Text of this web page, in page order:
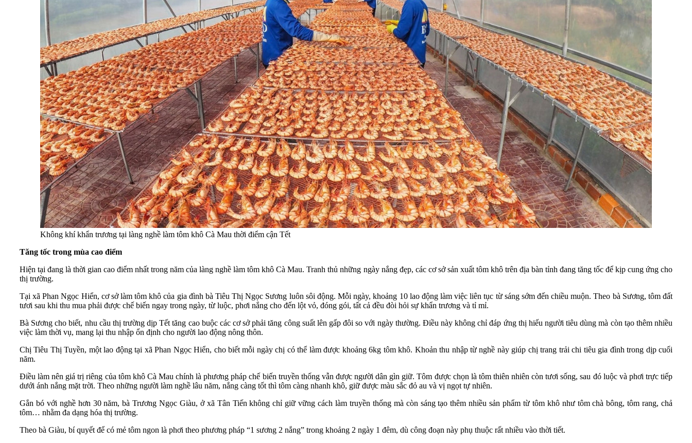
Không khí khẩn trương tại làng nghề làm tôm khô Cà Mau thời điểm cận Tết
Tăng tốc trong mùa cao điểm
Hiện tại đang là thời gian cao điểm nhất trong năm của làng nghề làm tôm khô Cà Mau. Tranh thủ những ngày nắng đẹp, các cơ sở sản xuất tôm khô trên địa bàn tỉnh đang tăng tốc để kịp cung ứng cho
thị trường.
Tại xã Phan Ngọc Hiển, cơ sở làm tôm khô của gia đình bà Tiêu Thị Ngọc Sương luôn sôi động. Mỗi ngày, khoảng 10 lao động làm việc liên tục từ sáng sớm đến chiều muộn. Theo bà Sương, tôm đất
tươi sau khi thu mua phải được chế biến ngay trong ngày, từ luộc, phơi nắng cho đến lột vỏ, đóng gói, tất cả đều đòi hỏi sự khẩn trương và tỉ mỉ.
Bà Sương cho biết, nhu cầu thị trường dịp Tết tăng cao buộc các cơ sở phải tăng công suất lên gấp đôi so với ngày thường. Điều này không chỉ đáp ứng thị hiếu người tiêu dùng mà còn tạo thêm nhiều
việc làm thời vụ, mang lại thu nhập ổn định cho người lao động nông thôn.
Chị Tiêu Thị Tuyền, một lao động tại xã Phan Ngọc Hiển, cho biết mỗi ngày chị có thể làm được khoảng 6kg tôm khô. Khoản thu nhập từ nghề này giúp chị trang trải chi tiêu gia đình trong dịp cuối
năm.
Điều làm nên giá trị riêng của tôm khô Cà Mau chính là phương pháp chế biến truyền thống vẫn được người dân gìn giữ. Tôm được chọn là tôm thiên nhiên còn tươi sống, sau đó luộc và phơi trực tiếp
dưới ánh nắng mặt trời. Theo những người làm nghề lâu năm, nắng càng tốt thì tôm càng nhanh khô, giữ được màu sắc đỏ au và vị ngọt tự nhiên.
Gắn bó với nghề hơn 30 năm, bà Trương Ngọc Giàu, ở xã Tân Tiến không chỉ giữ vững cách làm truyền thống mà còn sáng tạo thêm nhiều sản phẩm từ tôm khô như tôm chà bông, tôm rang, chả
tôm… nhằm đa dạng hóa thị trường.
Theo bà Giàu, bí quyết để có mẻ tôm ngon là phơi theo phương pháp “1 sương 2 nắng” trong khoảng 2 ngày 1 đêm, dù công đoạn này phụ thuộc rất nhiều vào thời tiết.